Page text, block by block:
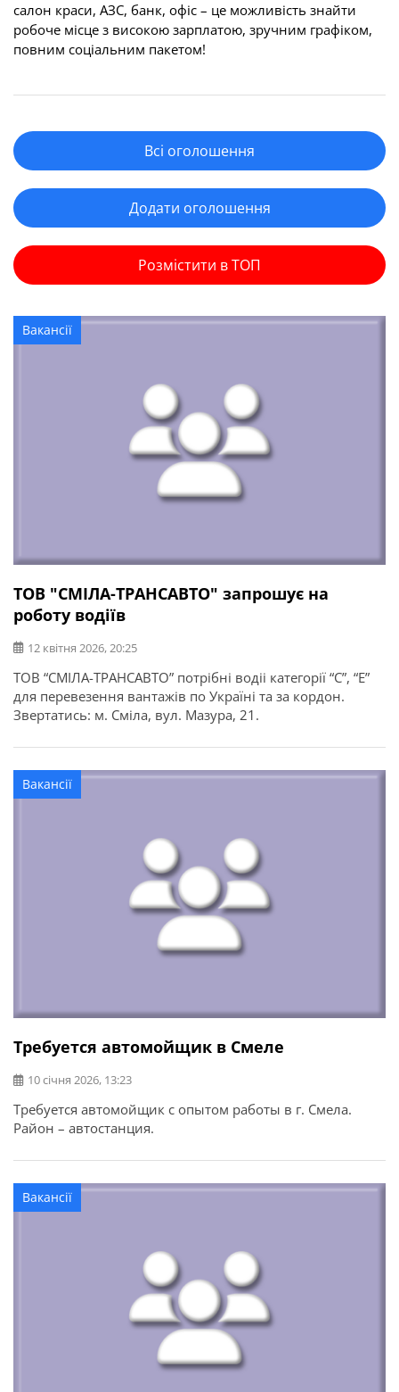
салон краси, АЗС, банк, офіс – це можливість знайти
робоче місце з високою зарплатою, зручним графіком,
повним соціальним пакетом!
Всі оголошення
Додати оголошення
Розмістити в ТОП
Вакансії
ТОВ "СМІЛА-ТРАНСАВТО" запрошує на
роботу водіїв
12 квітня 2026, 20:25
ТОВ “СМІЛА-ТРАНСАВТО” потрібні водіі категорії “С”, “Е”
для перевезення вантажів по Україні та за кордон.
Звертатись: м. Сміла, вул. Мазура, 21.
Вакансії
Требуется автомойщик в Смеле
10 січня 2026, 13:23
Требуется автомойщик с опытом работы в г. Смела.
Район – автостанция.
Вакансії